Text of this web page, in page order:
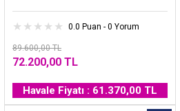
0.0 Puan - 0 Yorum
89.600,00 TL
72.200,00 TL
Havale Fiyatı : 61.370,00 TL